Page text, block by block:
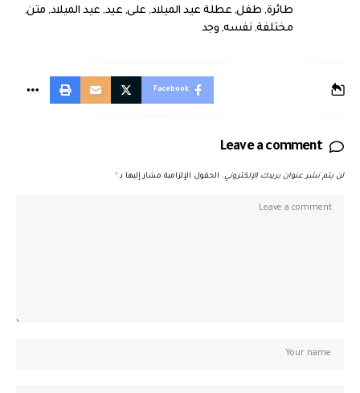
طائرة, طفل, عطلة عيد الميلاد, على, عيد, عيد الميلاد, متن,
مختلفة, نفسه, وجد
Facebook
Leave a comment
لن يتم نشر عنوان بريدك الإلكتروني. الحقول الإلزامية مشار إليها بـ *